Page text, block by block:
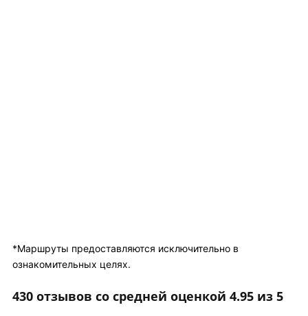
*Маршруты предоставляются исключительно в
ознакомительных целях.
430 отзывов со средней оценкой 4.95 из 5